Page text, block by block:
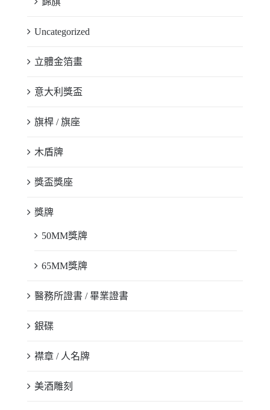
Uncategorized
立體金箔畫
意大利獎盃
旗桿 / 旗座
木盾牌
獎盃獎座
獎牌
50MM獎牌
65MM獎牌
醫務所證書 / 畢業證書
銀碟
襟章 / 人名牌
美酒雕刻